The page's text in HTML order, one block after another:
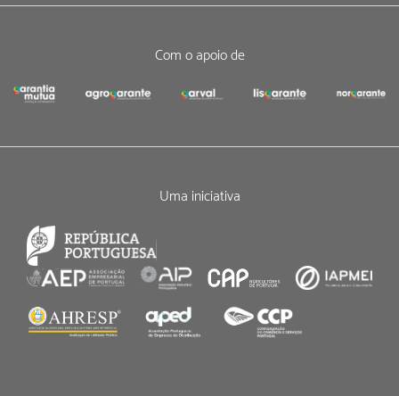
Com o apoio de
Uma iniciativa